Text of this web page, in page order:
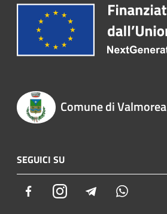
Comune di Valmorea
SEGUICI SU
FacebookInstagram Telegram